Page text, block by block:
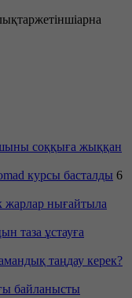
соққыға жыққан
курсы басталды 6
жарлар нығайтыла
таза ұстауға
таңдау керек?
байланысты